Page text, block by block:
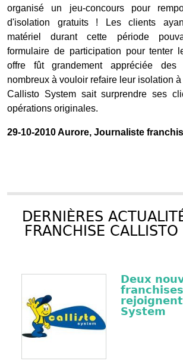
organisé un jeu-concours pour
d'isolation gratuits ! Les clients
matériel durant cette période
formulaire de participation pour tenter
offre fût grandement appréciée
nombreux à vouloir refaire leur isolation
Callisto System sait surprendre ses
opérations originales.
29-10-2010 Aurore, Journaliste
DERNIÈRES
FRANCHISE CALLISTO
Deux
franchises
System